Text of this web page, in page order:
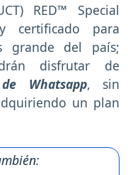
RED™ Special
certificado para
grande del país;
disfrutar de
Whatsapp, sin
un plan